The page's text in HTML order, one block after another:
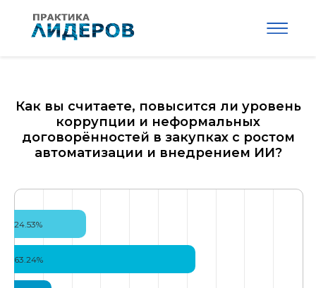
Как вы считаете, повысится ли уровень
коррупции и неформальных
договорённостей в закупках с ростом
автоматизации и внедрением ИИ?
24.53%
63.24%